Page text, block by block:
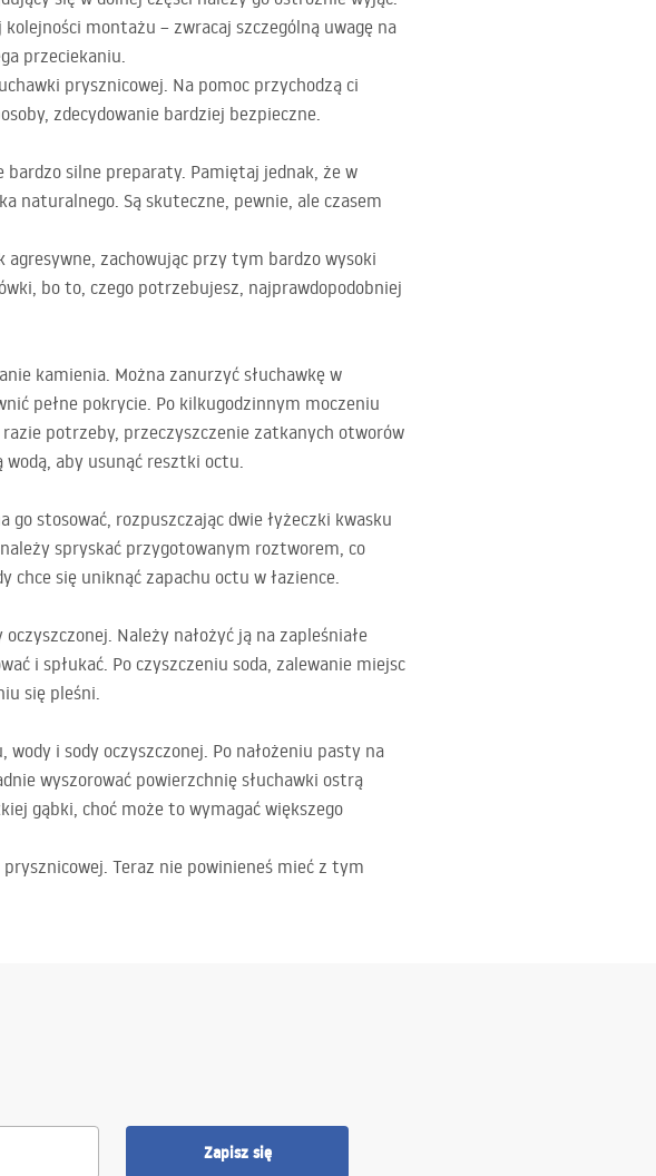
montażu – zwracaj szczególną uwagę na
przeciekaniu.
prysznicowej. Na pomoc przychodzą ci
zdecydowanie bardziej bezpieczne.
bardzo silne preparaty. Pamiętaj jednak, że w
naturalnego. Są skuteczne, pewnie, ale czasem
zachowując przy tym bardzo wysoki
bo to, czego potrzebujesz, najprawdopodobniej
kamienia. Można zanurzyć słuchawkę w
pełne pokrycie. Po kilkugodzinnym moczeniu
potrzeby, przeczyszczenie zatkanych otworów
wodą, aby usunąć resztki octu.
stosować, rozpuszczając dwie łyżeczki kwasku
spryskać przygotowanym roztworem, co
chce się uniknąć zapachu octu w łazience.
Należy nałożyć ją na zapleśniałe
i spłukać. Po czyszczeniu soda, zalewanie miejsc
się pleśni.
i sody oczyszczonej. Po nałożeniu pasty na
wyszorować powierzchnię słuchawki ostrą
gąbki, choć może to wymagać większego
Teraz nie powinieneś mieć z tym
Zapisz się